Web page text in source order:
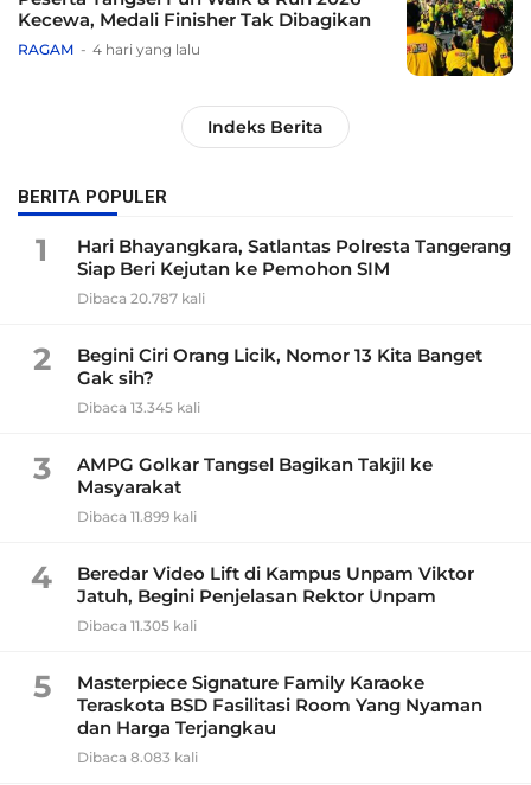
Kecewa, Medali Finisher Tak Dibagikan
RAGAM 4 hari yang lalu
Indeks Berita
BERITA POPULER
1
Hari Bhayangkara, Satlantas Polresta Tangerang
Siap Beri Kejutan ke Pemohon SIM
Dibaca 20.787 kali
2
Begini Ciri Orang Licik, Nomor 13 Kita Banget
Gak sih?
Dibaca 13.345 kali
3
AMPG Golkar Tangsel Bagikan Takjil ke
Masyarakat
Dibaca 11.899 kali
4
Beredar Video Lift di Kampus Unpam Viktor
Jatuh, Begini Penjelasan Rektor Unpam
Dibaca 11.305 kali
5
Masterpiece Signature Family Karaoke
Teraskota BSD Fasilitasi Room Yang Nyaman
dan Harga Terjangkau
Dibaca 8.083 kali